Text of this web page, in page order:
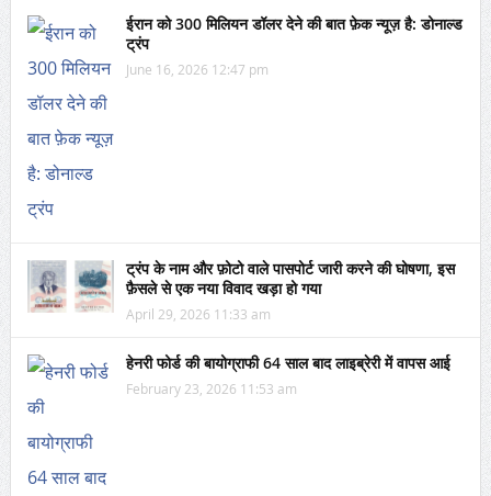
ईरान को 300 मिलियन डॉलर देने की बात फ़ेक न्यूज़ है: डोनाल्ड
ट्रंप
June 16, 2026 12:47 pm
ट्रंप के नाम और फ़ोटो वाले पासपोर्ट जारी करने की घोषणा, इस
फ़ैसले से एक नया विवाद खड़ा हो गया
April 29, 2026 11:33 am
हेनरी फोर्ड की बायोग्राफी 64 साल बाद लाइब्रेरी में वापस आई
February 23, 2026 11:53 am